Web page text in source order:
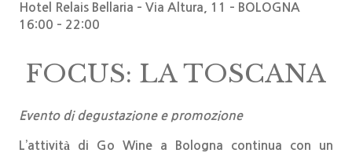
Hotel Relais Bellaria – Via Altura, 11 – BOLOGNA
16:00 – 22:00
FOCUS: LA TOSCANA
Evento di degustazione e promozione
L’attività di Go Wine a Bologna continua con un